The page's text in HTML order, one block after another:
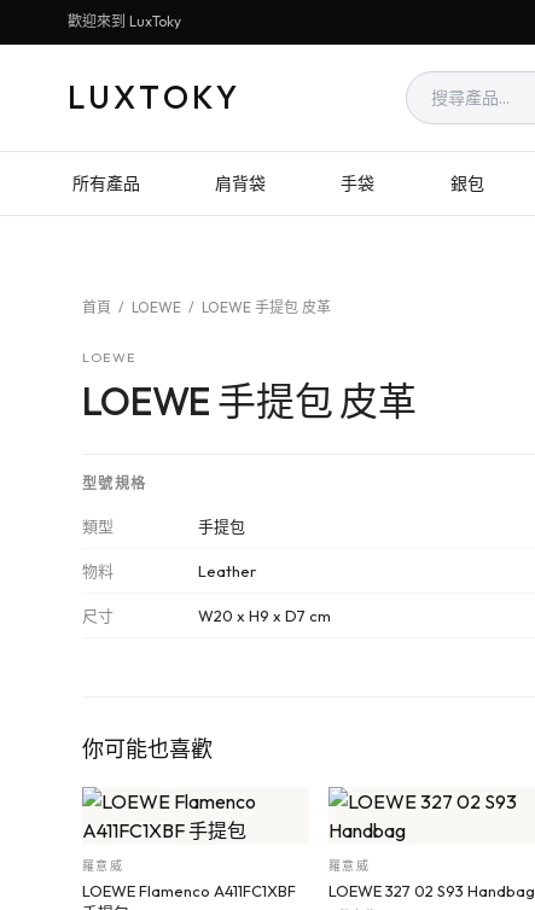
歡迎來到 LuxToky
LUXTOKY
所有產品 肩背袋 手袋 銀包
首頁 / LOEWE / LOEWE 手提包 皮革
LOEWE
LOEWE 手提包 皮革
型號規格
類型 手提包
物料 Leather
尺寸 W20 x H9 x D7 cm
你可能也喜歡
羅意威
LOEWE Flamenco A411FC1XBF
羅意威
LOEWE 327 02 S93 Handbag